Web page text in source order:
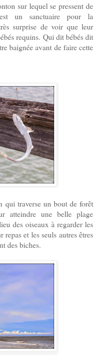
sur lequel se pressent de
un sanctuaire pour la
surprise de voir que leur
requins. Qui dit bébés dit
baignée avant de faire cette
qui traverse un bout de forêt
atteindre une belle plage
des oiseaux à regarder les
et les seuls autres êtres
des biches.